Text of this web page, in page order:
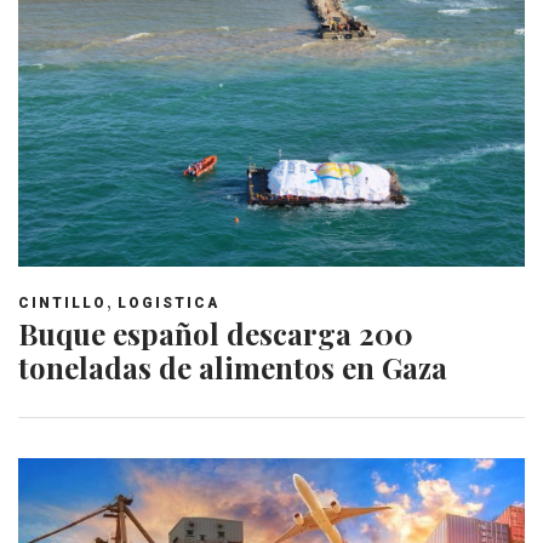
CINTILLO , LOGISTICA
Buque español descarga 200
toneladas de alimentos en Gaza